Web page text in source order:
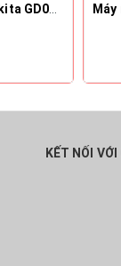
KẾT NỐI VỚI